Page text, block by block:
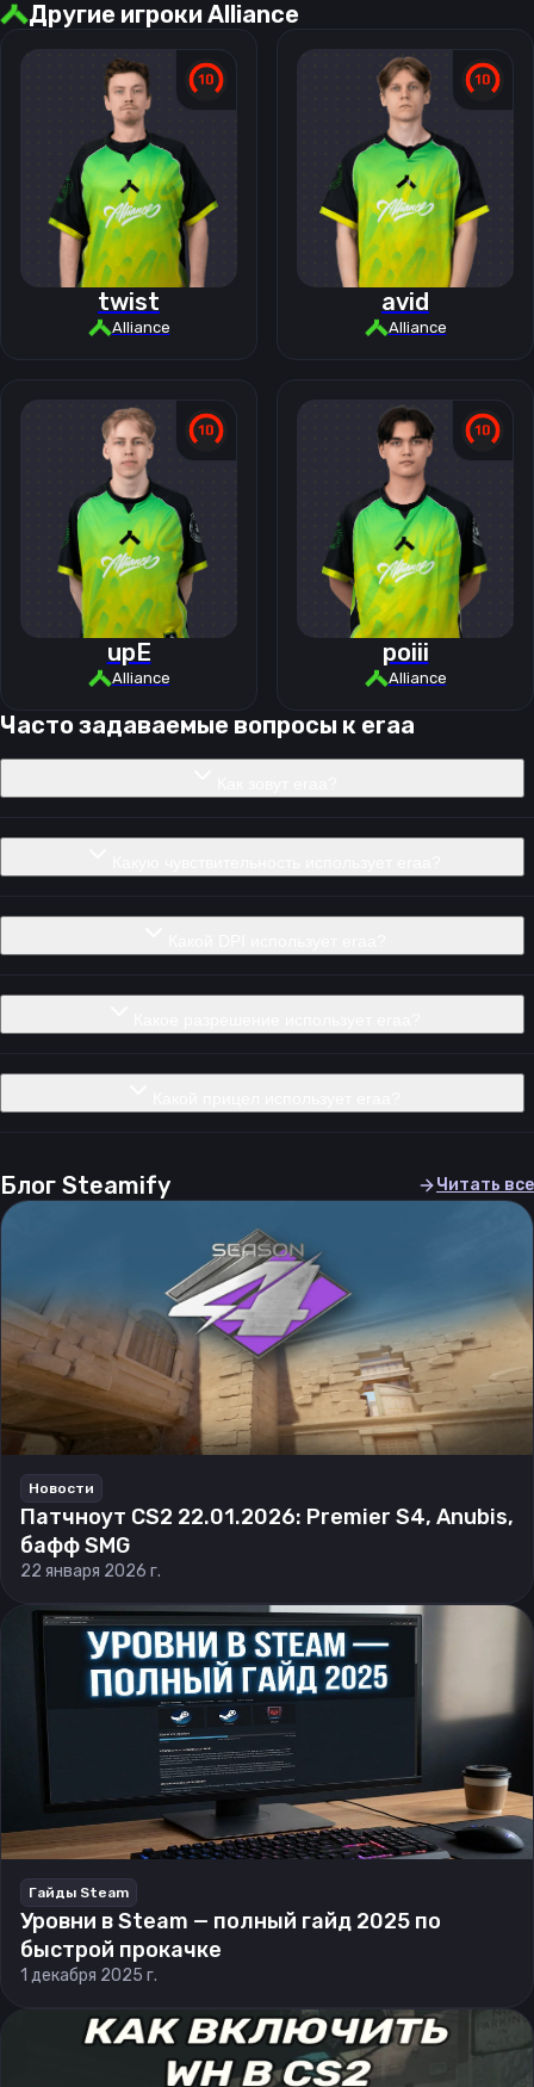
Другие игроки Alliance
twist
Alliance
avid
Alliance
upE
Alliance
poiii
Alliance
Часто задаваемые вопросы к eraa
Блог Steamify Читать все
Новости
Патчноут CS2 22.01.2026: Premier S4, Anubis,
бафф SMG
22 января 2026 г.
Гайды Steam
Уровни в Steam — полный гайд 2025 по
быстрой прокачке
1 декабря 2025 г.